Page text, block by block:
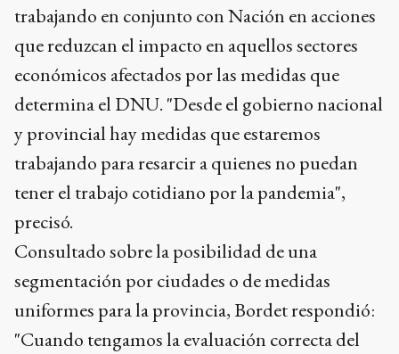
trabajando en conjunto con Nación en acciones
que reduzcan el impacto en aquellos sectores
económicos afectados por las medidas que
determina el DNU. "Desde el gobierno nacional
y provincial hay medidas que estaremos
trabajando para resarcir a quienes no puedan
tener el trabajo cotidiano por la pandemia",
precisó.
Consultado sobre la posibilidad de una
segmentación por ciudades o de medidas
uniformes para la provincia, Bordet respondió:
"Cuando tengamos la evaluación correcta del